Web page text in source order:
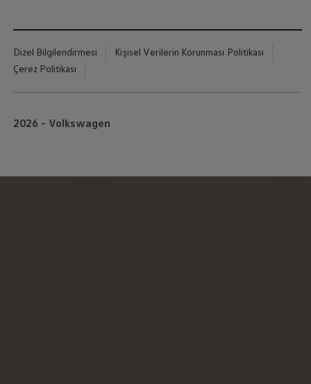
Volkswagen Yol Yardım ve İletişim
Volkswagen Dünyası
WLTP ve Yakıt Tasarruf İpuçları
Volkswagen Sözlük
Dizel Bilgilendirmesi
Kişisel Verilerin Korunması Politikası
Çerez Politikası
2026 - Volkswagen